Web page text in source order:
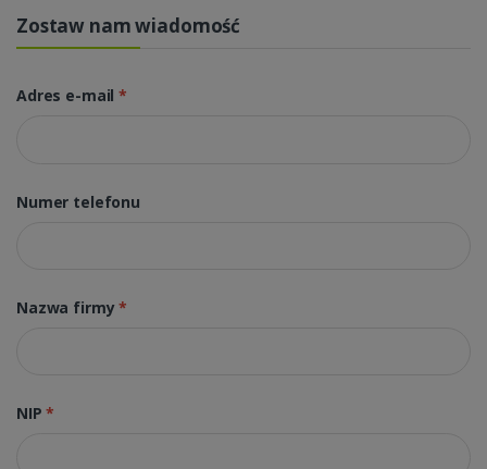
Zostaw nam wiadomość
Adres e-mail*
Numer telefonu
Nazwa firmy*
NIP*